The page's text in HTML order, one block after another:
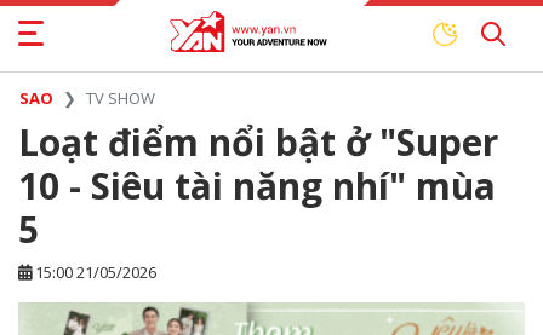
SAO TV SHOW
Loạt điểm nổi bật ở "Super
10 - Siêu tài năng nhí" mùa
5
15:00 21/05/2026